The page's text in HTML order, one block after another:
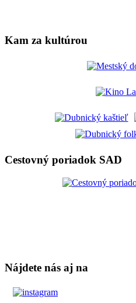
Kam za kultúrou
Cestovný poriadok SAD
Nájdete nás aj na